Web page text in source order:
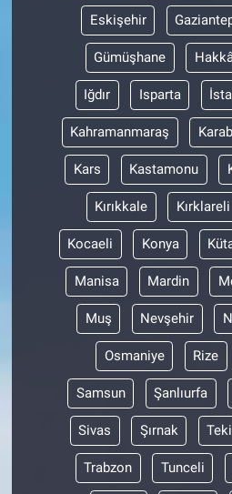
Eskişehir
Gümüşhane
Iğdır Isparta
Kahramanmaraş
Kars Kastamonu
Kırıkkale Kırklareli
Kocaeli Konya
Manisa Mardin
Muş Nevşehir
Osmaniye Rize
Samsun Şanlıurfa
Sivas Şırnak
Trabzon Tunceli